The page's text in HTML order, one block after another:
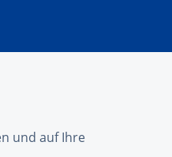
und auf Ihre